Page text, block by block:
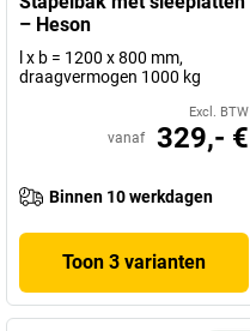
– Heson
l x b = 1200 x 800 mm,
draagvermogen 1000 kg
Excl. BTW
vanaf 329,- €
Binnen 10 werkdagen
Toon 3 varianten